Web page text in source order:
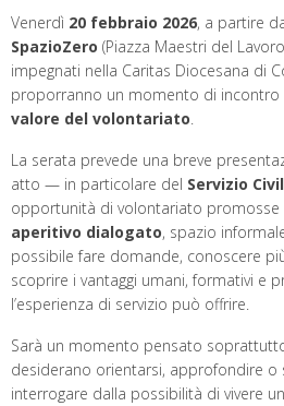
Venerdì 20 febbraio 2026, a partire
SpazioZero (Piazza Maestri del
impegnati nella Caritas Diocesana di
proporranno un momento di incontro
valore del volontariato.
La serata prevede una breve
atto — in particolare del Servizio
opportunità di volontariato
aperitivo dialogato, spazio
possibile fare domande, conoscere
scoprire i vantaggi umani, formativi e
l’esperienza di servizio può offrire.
Sarà un momento pensato
desiderano orientarsi, approfondire o
interrogare dalla possibilità di vivere